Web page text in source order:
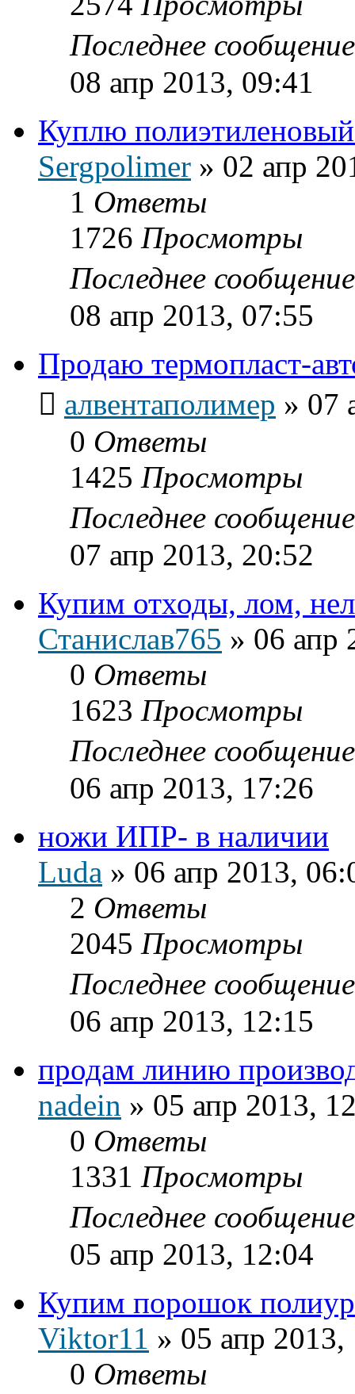
Последнее
08 апр 2013, 09:41
Куплю
Sergpolimer » 02 апр
1 Ответы
1726 Просмотры
Последнее
08 апр 2013, 07:55
Продаю термопласт-
алвентаполимер » 07
0 Ответы
1425 Просмотры
Последнее
07 апр 2013, 20:52
Купим отходы, лом,
Станислав765 » 06 апр
0 Ответы
1623 Просмотры
Последнее
06 апр 2013, 17:26
ножи ИПР- в наличии
Luda » 06 апр 2013,
2 Ответы
2045 Просмотры
Последнее
06 апр 2013, 12:15
продам линию
nadein » 05 апр 2013,
0 Ответы
1331 Просмотры
Последнее
05 апр 2013, 12:04
Купим порошок
Viktor11 » 05 апр 2013,
0 Ответы